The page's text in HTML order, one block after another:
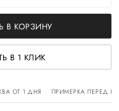
В КОРЗИНУ
В 1 КЛИК
ОТ 1 ДНЯ ПРИМЕРКА ПЕРЕД